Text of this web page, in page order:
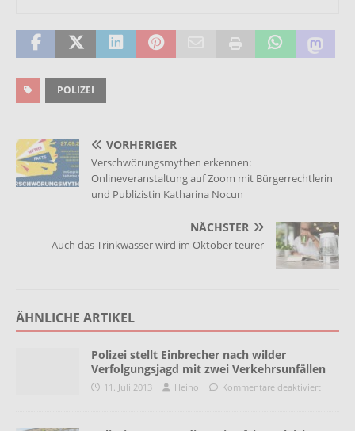
POLIZEI
VORHERIGER
Verschwörungsmythen erkennen:
Onlineveranstaltung auf Zoom mit Bürgerrechtlerin
und Publizistin Katharina Nocun
NÄCHSTER
Auch das Trinkwasser wird im Oktober teurer
ÄHNLICHE ARTIKEL
Polizei stellt Einbrecher nach wilder
Verfolgungsjagd mit zwei Verkehrsunfällen
11. Juli 2013 Heino Kommentare deaktiviert